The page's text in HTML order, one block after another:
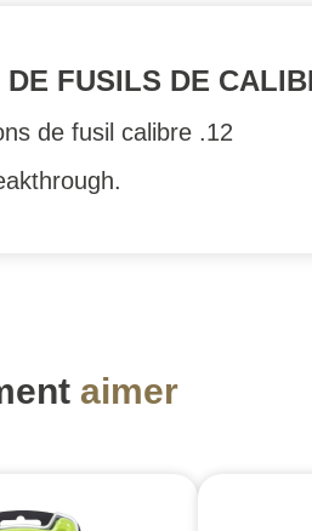
FUSILS DE
de fusil calibre .12
aimer